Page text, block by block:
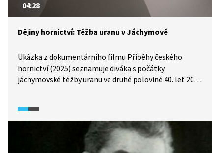
04:28
Dějiny hornictví: Těžba uranu v Jáchymově
Ukázka z dokumentárního filmu Příběhy českého
hornictví (2025) seznamuje diváka s počátky
jáchymovské těžby uranu ve druhé polovině 40. let 20.
který z těžby v Československu získával surovinu
potřebnou pro výrobu atomových zbraní. Těžbu uranu
ukázka spojuje také se sovětským nátlakem
na československé představitele, kteří na jeho základě